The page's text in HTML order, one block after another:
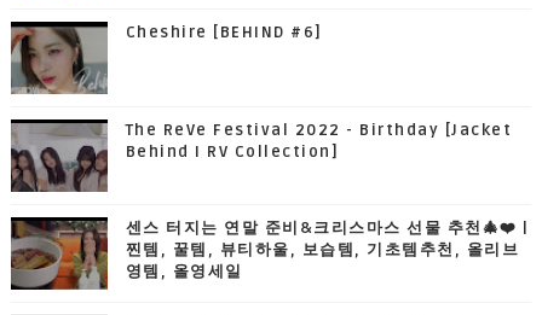
Cheshire [BEHIND #6]
The ReVe Festival 2022 - Birthday [Jacket
Behind I RV Collection]
센스 터지는 연말 준비&크리스마스 선물 추천🎄❤️ |
찐템, 꿀템, 뷰티하울, 보습템, 기초템추천, 올리브
영템, 올영세일